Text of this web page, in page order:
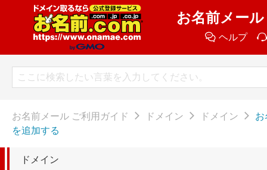
お名前メー
ヘルプ
お名前メール ご利用ガイド ドメイン ドメイン
お
を追加する
ドメイン